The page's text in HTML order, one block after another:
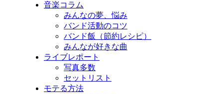
音楽コラム
みんなの夢、悩み
バンド活動のコツ
バンド飯（節約レシピ）
みんなが好きな曲
ライブレポート
写真多数
セットリスト
モテる方法